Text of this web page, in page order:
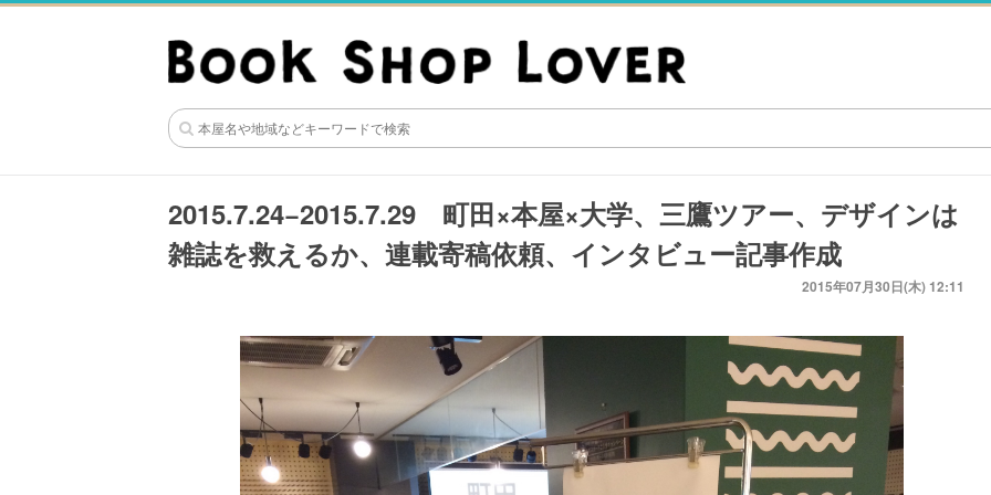
2015.7.24−2015.7.29 町田×本屋×大学、三鷹ツアー、デザインは
雑誌を救えるか、連載寄稿依頼、インタビュー記事作成
2015年07月30日(木) 12:11